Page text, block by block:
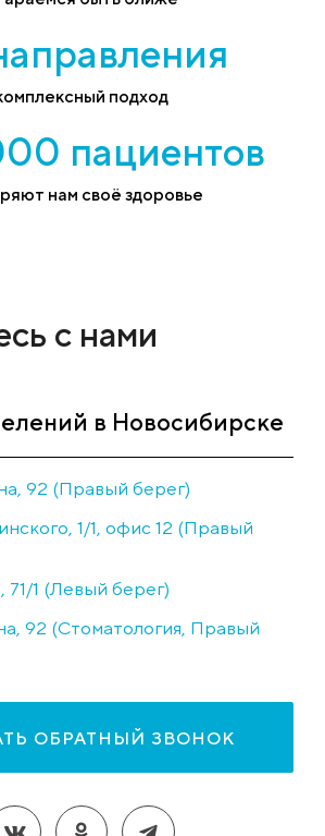
подход
пациентов
нам своё здоровье
с нами
в Новосибирске
92 (Правый берег)
1/1, офис 12 (Правый
71/1 (Левый берег)
92 (Стоматология, Правый
ОБРАТНЫЙ ЗВОНОК